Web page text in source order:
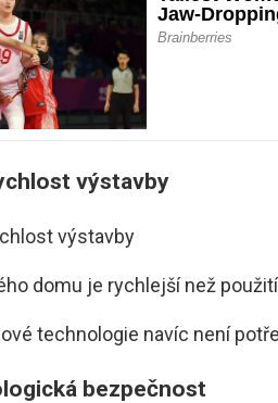
výstavby
domu je rychlejší než
technologie navíc není
bezpečnost